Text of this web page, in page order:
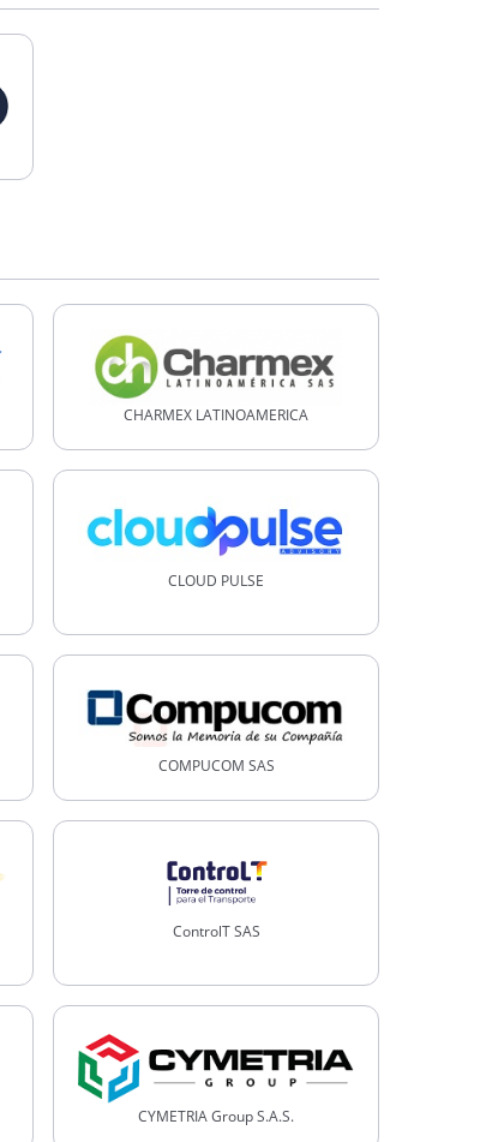
CHARMEX LATINOAMERICA
CLOUD PULSE
COMPUCOM SAS
ControlT SAS
CYMETRIA Group S.A.S.